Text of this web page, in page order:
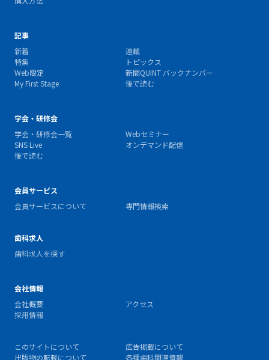
記事
新着
連載
特集
トピックス
Web限定
新聞QUINT バックナンバー
My First Stage
後で読む
学会・研修会
学会・研修会一覧
Webセミナー
SNS Live
オンデマンド配信
後で読む
会員サービス
会員サービスについて
専門情報検索
歯科求人
歯科求人を探す
会社情報
会社概要
アクセス
採用情報
このサイトについて
広告掲載について
出版物の転載について
各種歯科関連情報